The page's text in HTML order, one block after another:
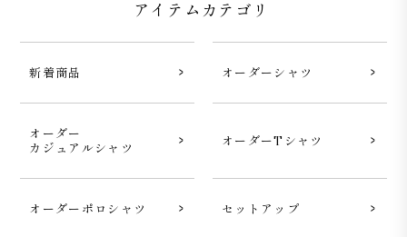
アイテムカテゴリ
新着商品 オーダーシャツ
オーダー
カジュアルシャツ
オーダーTシャツ
オーダーポロシャツ セットアップ